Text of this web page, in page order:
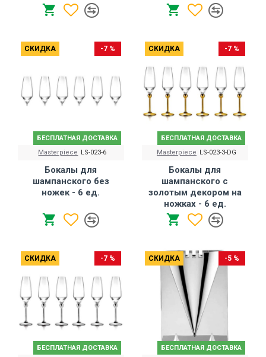
СКИДКА
БЕСПЛАТНАЯ ДОСТАВКА
-7 %
Masterpiece LS-023-6
Бокалы для
шампанского без
ножек - 6 ед.
СКИДКА
БЕСПЛАТНАЯ ДОСТАВКА
-7 %
Masterpiece LS-023-3-DG
Бокалы для
шампанского с
золотым декором на
ножках - 6 ед.
СКИДКА
БЕСПЛАТНАЯ ДОСТАВКА
-7 % СКИДКА
БЕСПЛАТНАЯ ДОСТАВКА
-5 %